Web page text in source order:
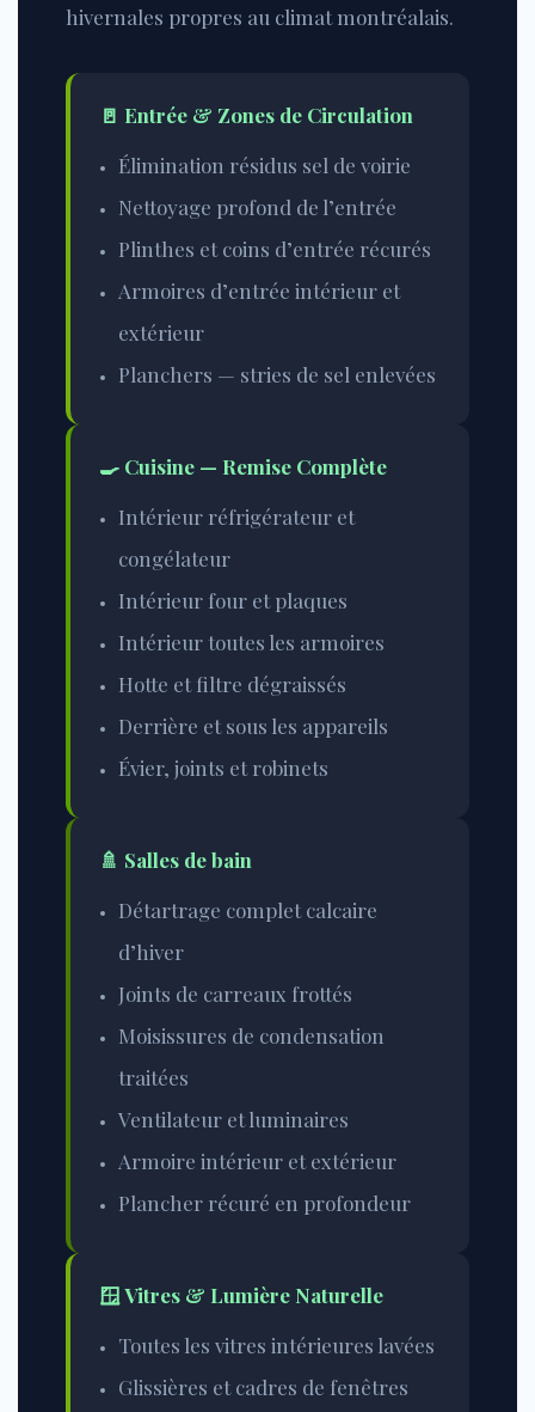
hivernales propres au climat montréalais.
🚪 Entrée & Zones de Circulation
Élimination résidus sel de voirie
Nettoyage profond de l’entrée
Plinthes et coins d’entrée récurés
Armoires d’entrée intérieur et
extérieur
Planchers — stries de sel enlevées
🍳 Cuisine — Remise Complète
Intérieur réfrigérateur et
congélateur
Intérieur four et plaques
Intérieur toutes les armoires
Hotte et filtre dégraissés
Derrière et sous les appareils
Évier, joints et robinets
🚿 Salles de bain
Détartrage complet calcaire
d’hiver
Joints de carreaux frottés
Moisissures de condensation
traitées
Ventilateur et luminaires
Armoire intérieur et extérieur
Plancher récuré en profondeur
🪟 Vitres & Lumière Naturelle
Toutes les vitres intérieures lavées
Glissières et cadres de fenêtres